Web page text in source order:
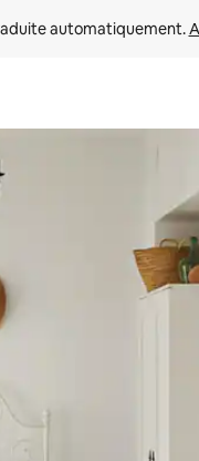
automatiquement.
le haut et vers le bas,